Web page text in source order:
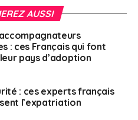
fiscale flexible et une
notamment pour
coréennes.
AUSSI
: ces Français qui font
pays d’adoption
: ces experts français
l’expatriation